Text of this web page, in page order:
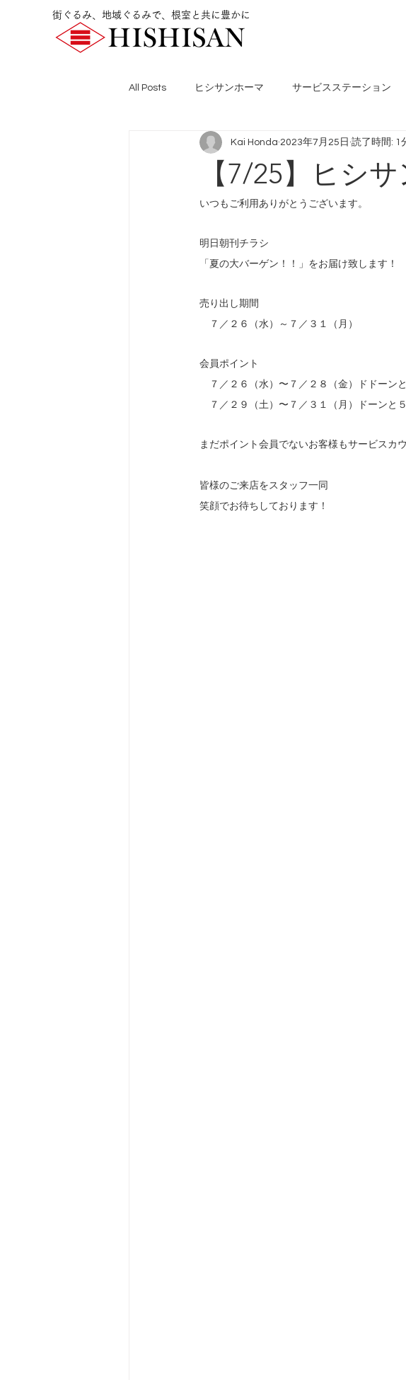
街ぐるみ、地域ぐるみで、根室と共に豊かに
All Posts ヒシサンホーマ サービスステーション
【7/25】ヒシ
Kai Honda 2023年7月25日 読了時間: 1
いつもご利用ありがとうございます。
明日朝刊チラシ
「夏の大バーゲン！！」をお届け致します！
売り出し期間
７／２６（水）～７／３１（月）
会員ポイント
７／２６（水）〜７／２８（金）ドドーンと
７／２９（土）〜７／３１（月）ドーンと５
まだポイント会員でないお客様もサービスカ
皆様のご来店をスタッフ一同
笑顔でお待ちしております！